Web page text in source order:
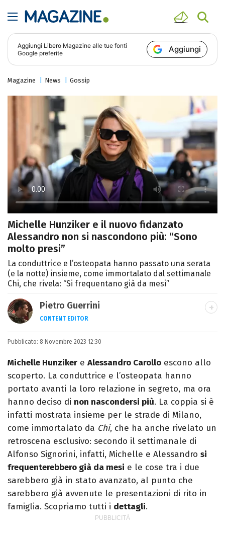
Aggiungi Libero Magazine alle tue fonti
Google preferite
Aggiungi
Magazine News Gossip
Michelle Hunziker e il nuovo fidanzato
Alessandro non si nascondono più: “Sono
molto presi”
La conduttrice e l’osteopata hanno passato una serata
(e la notte) insieme, come immortalato dal settimanale
Chi, che rivela: “Si frequentano già da mesi”
Pietro Guerrini
CONTENT EDITOR
Laurea in Lettere, smania di viaggi e
Pixar).
Pubblicato: 8 Novembre 2023 12:30
Michelle Hunziker e Alessandro Carollo escono allo
scoperto. La conduttrice e l’osteopata hanno
portato avanti la loro relazione in segreto, ma ora
hanno deciso di non nascondersi più. La coppia si è
infatti mostrata insieme per le strade di Milano,
come immortalato da Chi, che ha anche rivelato un
retroscena esclusivo: secondo il settimanale di
Alfonso Signorini, infatti, Michelle e Alessandro si
frequenterebbero già da mesi e le cose tra i due
sarebbero già in stato avanzato, al punto che
sarebbero già avvenute le presentazioni di rito in
famiglia. Scopriamo tutti i dettagli.